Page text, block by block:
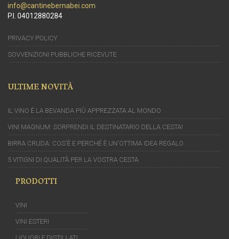
info@cantinebernabei.com
P.I. 04012880284
PRIVACY POLICY
SOVVENZIONI PUBBLICHE RICEVUTE
ULTIME NOVITÀ
IL VINO È LA BEVANDA PIÙ APPREZZATA AL MONDO
VINI MAGNUM: SORPRENDI IL DESTINATARIO DELLA CESTA!
BIRRA CRUDA: COS'È E PERCHÉ È UN'OTTIMA IDEA REGALO
5 VITIGNI DI QUALITÀ PER LA VOSTRA CESTA
PRODOTTI
VINI
VINI ESTERI
LIQUORI E DISTILLATI